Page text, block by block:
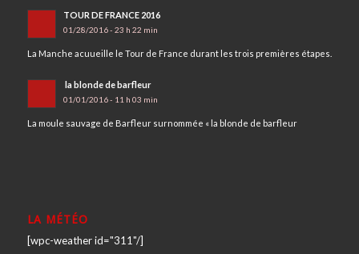
TOUR DE FRANCE 2016
01/28/2016 - 23 h 22 min
La Manche acuueille le Tour de France durant les trois premières étapes.
la blonde de barfleur
01/01/2016 - 11 h 03 min
La moule sauvage de Barfleur surnommée « la blonde de barfleur
LA MÉTÉO
[wpc-weather id="311"/]